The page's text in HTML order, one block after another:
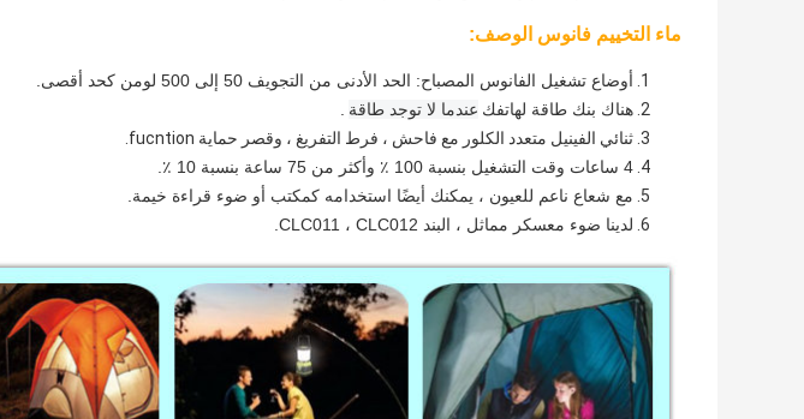
ماء التخييم فانوس الوصف:
أوضاع تشغيل الفانوس المصباح: الحد الأدنى من التجويف 50 إلى 500 لومن كحد أقصى.
هناك بنك طاقة لهاتفك عندما لا توجد طاقة .
ثنائي الفينيل متعدد الكلور مع فاحش ، فرط التفريغ ، وقصر حماية fucntion.
4 ساعات وقت التشغيل بنسبة 100 ٪ وأكثر من 75 ساعة بنسبة 10 ٪.
مع شعاع ناعم للعيون ، يمكنك أيضًا استخدامه كمكتب أو ضوء قراءة خيمة.
لدينا ضوء معسكر مماثل ، البند CLC011 ، CLC012.